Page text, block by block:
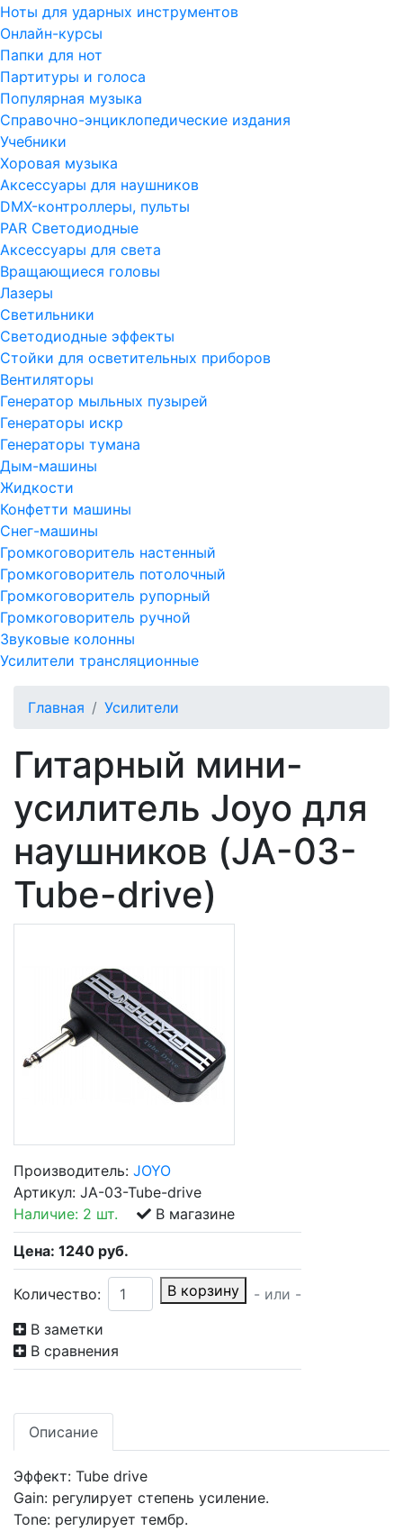
Ноты для ударных инструментов
Онлайн-курсы
Папки для нот
Партитуры и голоса
Популярная музыка
Справочно-энциклопедические издания
Учебники
Хоровая музыка
Аксессуары для наушников
DMX-контроллеры, пульты
PAR Светодиодные
Аксессуары для света
Вращающиеся головы
Лазеры
Светильники
Светодиодные эффекты
Стойки для осветительных приборов
Вентиляторы
Генератор мыльных пузырей
Генераторы искр
Генераторы тумана
Дым-машины
Жидкости
Конфетти машины
Снег-машины
Громкоговоритель настенный
Громкоговоритель потолочный
Громкоговоритель рупорный
Громкоговоритель ручной
Звуковые колонны
Усилители трансляционные
Главная Усилители
Гитарный мини-
усилитель Joyo для
наушников (JA-03-
Tube-drive)
Производитель: JOYO
Артикул: JA-03-Tube-drive
Наличие: 2 шт. В магазине
Цена: 1240 руб.
Количество: В корзину
- или -
В заметки
В сравнения
Описание
Эффект: Tube drive
Gain: регулирует степень усиление.
Tone: регулирует тембр.